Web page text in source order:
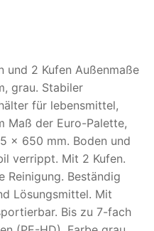
und 2 Kufen Außenmaße
grau. Stabiler
für lebensmittel,
Maß der Euro-Palette,
x 650 mm. Boden und
verrippt. Mit 2 Kufen.
Reinigung. Beständig
Lösungsmittel. Mit
Bis zu 7-fach